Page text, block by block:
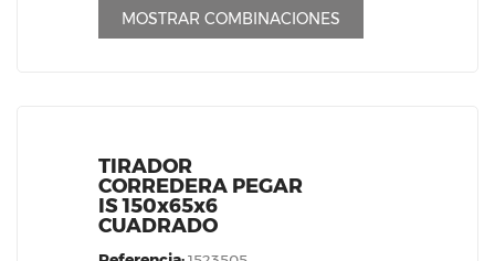
MOSTRAR COMBINACIONES
TIRADOR
CORREDERA PEGAR
IS 150x65x6
CUADRADO